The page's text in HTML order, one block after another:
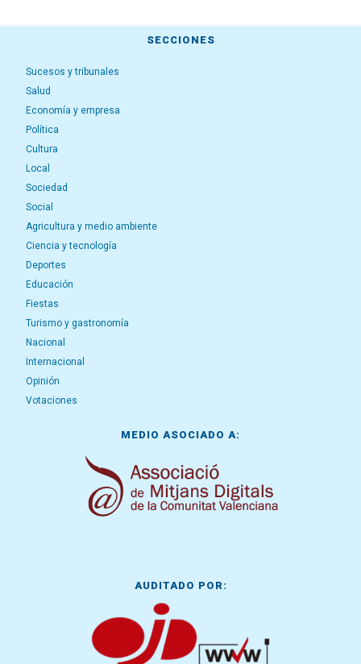
SECCIONES
Sucesos y tribunales
Salud
Economía y empresa
Política
Cultura
Local
Sociedad
Social
Agricultura y medio ambiente
Ciencia y tecnología
Deportes
Educación
Fiestas
Turismo y gastronomía
Nacional
Internacional
Opinión
Votaciones
MEDIO ASOCIADO A:
AUDITADO POR: